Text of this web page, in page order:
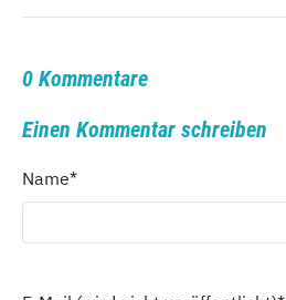
0 Kommentare
Einen Kommentar schreiben
Name*